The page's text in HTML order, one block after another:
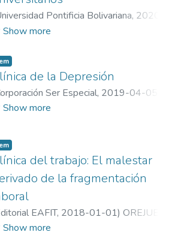
Pontificia Bolivariana, 2020-
21)Lemos, M.
en Psicología
Show more
de la Depresión
Ser Especial, 2019-04-05
M.;Lemos, M.
Show more
del trabajo: El malestar
de la fragmentación
EAFIT, 2018-01-01) OREJUELA,
JAVIER
Show more